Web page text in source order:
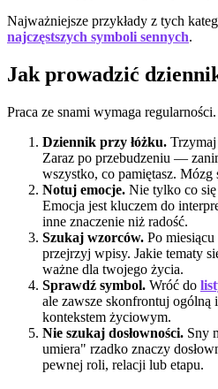
Najważniejsze przykłady z tych
najczęstszych symboli sennych.
Jak prowadzić
Praca ze snami wymaga
Dziennik przy łóżku. Trzymaj
Zaraz po przebudzeniu —
wszystko, co pamiętasz.
Notuj emocje. Nie tylko co się
Emocja jest kluczem do
inne znaczenie niż radość.
Szukaj wzorców. Po
przejrzyj wpisy. Jakie tematy
ważne dla twojego życia.
Sprawdź symbol. Wróć do
ale zawsze skonfrontuj ogólną
kontekstem życiowym.
Nie szukaj dosłowności. Sny
umiera" rzadko znaczy
pewnej roli, relacji lub etapu.